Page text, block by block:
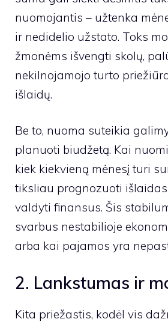
nuomojantis – užtenka
ir nedidelio užstato. Toks
žmonėms išvengti skolų,
nekilnojamojo turto
išlaidų.
Be to, nuoma suteikia
planuoti biudžetą. Kai
kiek kiekvieną mėnesį turi
tiksliau prognozuoti
valdyti finansus. Šis
svarbus nestabilioje
arba kai pajamos yra
2. Lankstumas ir
Kita priežastis, kodėl vis